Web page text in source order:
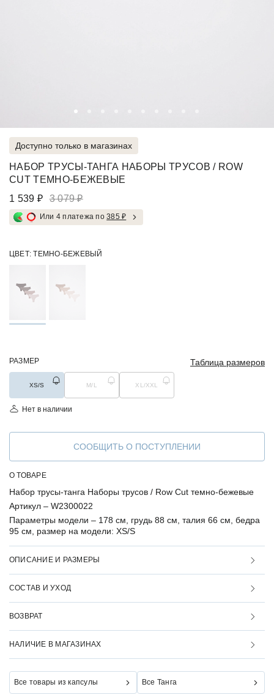
Доступно только в магазинах
НАБОР ТРУСЫ-ТАНГА НАБОРЫ ТРУСОВ / ROW
CUT ТЕМНО-БЕЖЕВЫЕ
1 539 ₽
3 079 ₽
Или 4 платежа по385 ₽
ЦВЕТ:ТЕМНО-БЕЖЕВЫЙ
РАЗМЕР Таблица размеров
XS/S M/L XL/XXL
Нет в наличии
СООБЩИТЬ О ПОСТУПЛЕНИИ
О ТОВАРЕ
Набор трусы-танга Наборы трусов / Row Cut темно-бежевые
Артикул – W2300022
Параметры модели – 178 см, грудь 88 см, талия 66 см, бедра
95 см, размер на модели: XS/S
ОПИСАНИЕ И РАЗМЕРЫ
СОСТАВ И УХОД
ВОЗВРАТ
НАЛИЧИЕ В МАГАЗИНАХ
Все товары из капсулы Все Танга